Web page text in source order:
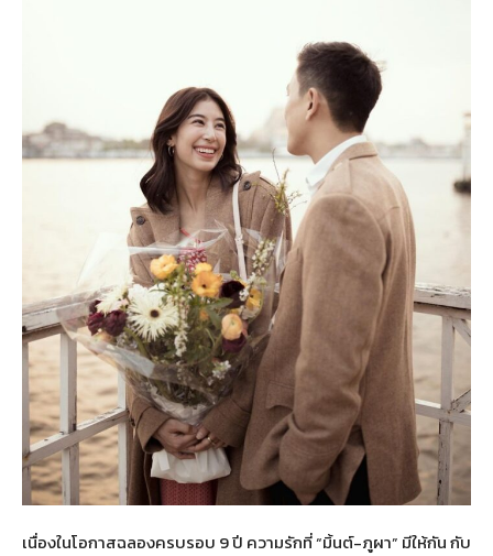
เนื่องในโอกาสฉลองครบรอบ 9 ปี ความรักที่ “มิ้นต์-ภูผา” มีให้กัน กับ